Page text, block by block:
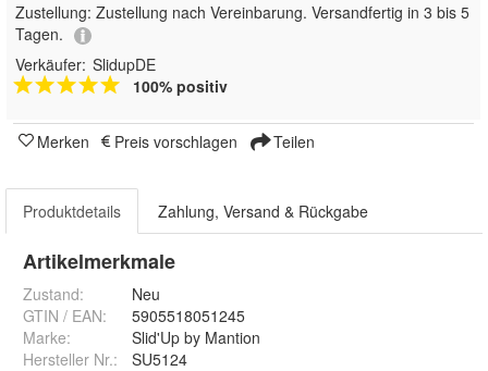
Zustellung: Zustellung nach Vereinbarung. Versandfertig in 3 bis 5
Tagen.
Verkäufer: SlidupDE
100% positiv
Merken Preis vorschlagen Teilen
Produktdetails Zahlung, Versand & Rückgabe
Artikelmerkmale
Zustand:
Neu
GTIN / EAN:
5905518051245
Marke:
Slid'Up by Mantion
Hersteller Nr.:
SU5124